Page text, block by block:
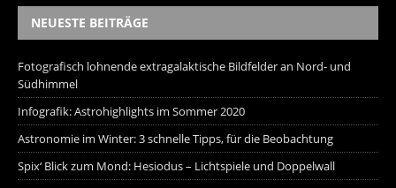
NEUESTE BEITRÄGE
Fotografisch lohnende extragalaktische Bildfelder an Nord- und
Südhimmel
Infografik: Astrohighlights im Sommer 2020
Astronomie im Winter: 3 schnelle Tipps, für die Beobachtung
Spix‘ Blick zum Mond: Hesiodus – Lichtspiele und Doppelwall